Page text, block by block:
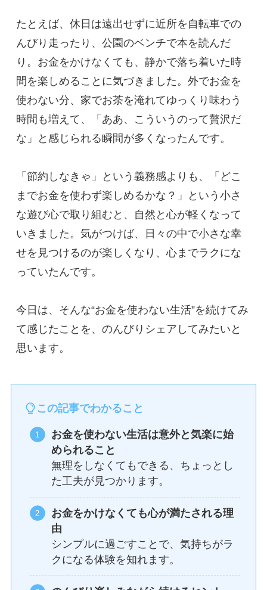
たとえば、休日は遠出せずに近所を自転車での
んびり走ったり、公園のベンチで本を読んだ
り。お金をかけなくても、静かで落ち着いた時
間を楽しめることに気づきました。外でお金を
使わない分、家でお茶を淹れてゆっくり味わう
時間も増えて、「ああ、こういうのって贅沢だ
な」と感じられる瞬間が多くなったんです。
「節約しなきゃ」という義務感よりも、「どこ
までお金を使わず楽しめるかな？」という小さ
な遊び心で取り組むと、自然と心が軽くなって
いきました。気がつけば、日々の中で小さな幸
せを見つけるのが楽しくなり、心までラクにな
っていたんです。
今日は、そんな“お金を使わない生活”を続けてみ
て感じたことを、のんびりシェアしてみたいと
思います。
この記事でわかること
お金を使わない生活は意外と気楽に始
められること
無理をしなくてもできる、ちょっとし
た工夫が見つかります。
お金をかけなくても心が満たされる理
由
シンプルに過ごすことで、気持ちがラ
クになる体験を知れます。